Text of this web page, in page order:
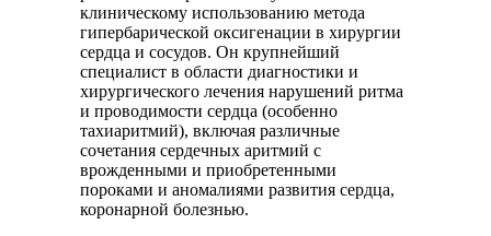
клиническому использованию метода
гипербарической оксигенации в хирургии
сердца и сосудов. Он крупнейший
специалист в области диагностики и
хирургического лечения нарушений ритма
и проводимости сердца (особенно
тахиаритмий), включая различные
сочетания сердечных аритмий с
врожденными и приобретенными
пороками и аномалиями развития сердца,
коронарной болезнью.